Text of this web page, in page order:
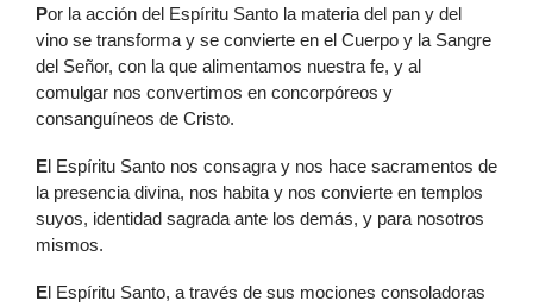
Por la acción del Espíritu Santo la materia del pan y del
vino se transforma y se convierte en el Cuerpo y la Sangre
del Señor, con la que alimentamos nuestra fe, y al
comulgar nos convertimos en concorpóreos y
consanguíneos de Cristo.
El Espíritu Santo nos consagra y nos hace sacramentos de
la presencia divina, nos habita y nos convierte en templos
suyos, identidad sagrada ante los demás, y para nosotros
mismos.
El Espíritu Santo, a través de sus mociones consoladoras